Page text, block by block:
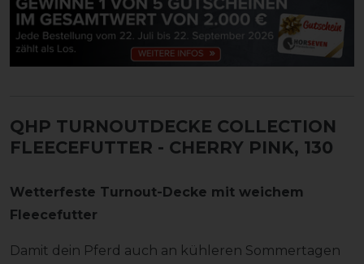
QHP TURNOUTDECKE COLLECTION
FLEECEFUTTER - CHERRY PINK, 130
Wetterfeste Turnout-Decke mit weichem
Fleecefutter
Damit dein Pferd auch an kühleren Sommertagen